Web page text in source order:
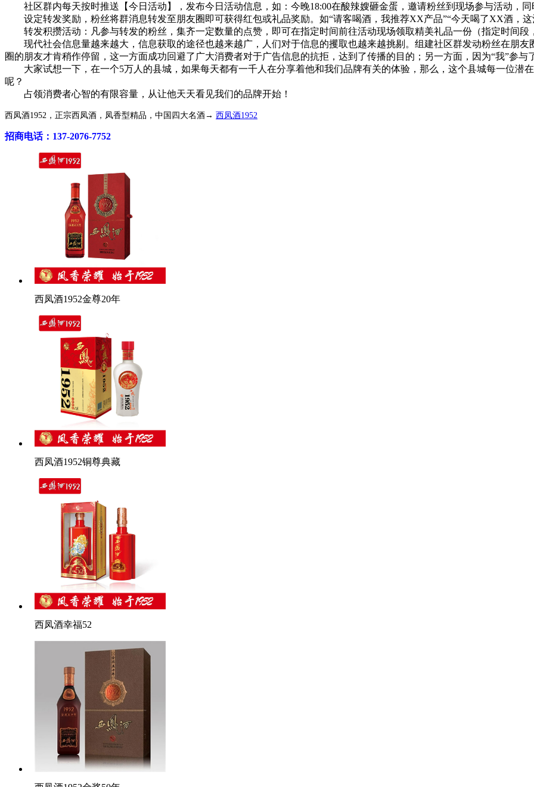
社区群内每天按时推送【今日活动】，发布今日活动信息，如：今晚18:00在酸辣嫂砸金蛋，邀请粉丝到现场参与活动，同
设定转发奖励，粉丝将群消息转发至朋友圈即可获得红包或礼品奖励。如“请客喝酒，我推荐XX产品”“今天喝了XX酒，这
转发积攒活动：凡参与转发的粉丝，集齐一定数量的点赞，即可在指定时间前往活动现场领取精美礼品一份（指定时间段
现代社会信息量越来越大，信息获取的途径也越来越广，人们对于信息的攫取也越来越挑剔。组建社区群发动粉丝在朋友
圈的朋友才肯稍作停留，这一方面成功回避了广大消费者对于广告信息的抗拒，达到了传播的目的；另一方面，因为“我”参
大家试想一下，在一个5万人的县城，如果每天都有一千人在分享着他和我们品牌有关的体验，那么，这个县城每一位潜
呢？
占领消费者心智的有限容量，从让他天天看见我们的品牌开始！
西凤酒1952，正宗西凤酒，凤香型精品，中国四大名酒→ 西凤酒1952
招商电话：137-2076-7752
西凤酒1952金尊20年
西凤酒1952铜尊典藏
西凤酒幸福52